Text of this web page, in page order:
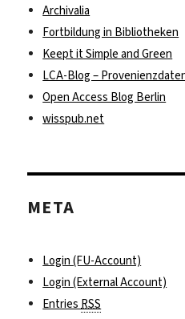
Archivalia
Fortbildung in Bibliotheken
Keept it Simple and Green
LCA-Blog –
Open Access Blog Berlin
wisspub.net
META
Login (FU-Account)
Login (External Account)
Entries RSS